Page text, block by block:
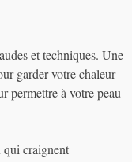
et techniques. Une
garder votre chaleur
permettre à votre peau
craignent